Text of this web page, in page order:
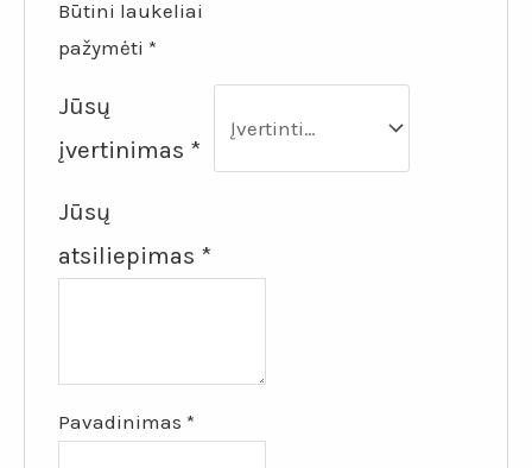
Būtini laukeliai
pažymėti*
Jūsų
įvertinimas *
Jūsų
atsiliepimas *
Pavadinimas*